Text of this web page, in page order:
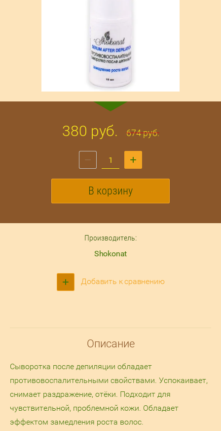
380 руб. 674руб.
В корзину
Производитель:
Shokonat
Добавить к сравнению
Описание
Сыворотка после депиляции обладает
противовоспалительными свойствами. Успокаивает,
снимает раздражение, отёки. Подходит для
чувствительной, проблемной кожи. Обладает
эффектом замедления роста волос.